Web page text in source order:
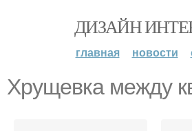
ДИЗАЙН
главная новости
Хрущевка между